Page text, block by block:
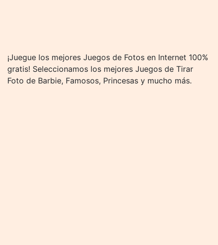
¡Juegue los mejores Juegos de Fotos en Internet 100%
gratis! Seleccionamos los mejores Juegos de Tirar
Foto de Barbie, Famosos, Princesas y mucho más.